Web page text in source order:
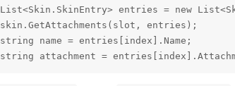
List<Skin.SkinEntry> entries = new
skin.GetAttachments(slot, entries);
string name = entries[index].Name;